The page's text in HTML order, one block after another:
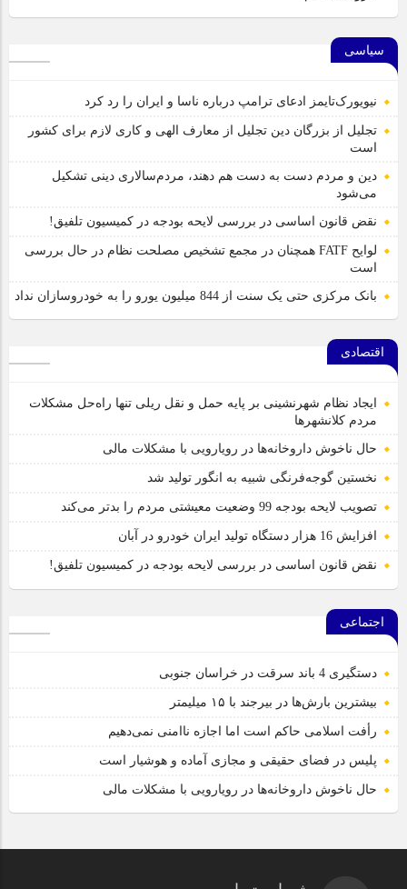
سیاسی
نیویورک‌تایمز ادعای ترامپ درباره ناسا و ایران را رد کرد
تجلیل از بزرگان دین تجلیل از معارف الهی و کاری لازم برای کشور
است
دین و مردم دست به‌ دست هم دهند، مردم‌سالاری دینی تشکیل
می‌شود
نقض قانون اساسی در بررسی لایحه بودجه در کمیسیون تلفیق!
لوایح FATF همچنان در مجمع تشخیص مصلحت نظام در حال بررسی
است
بانک مرکزی حتی یک سنت از 844 میلیون یورو را به خودروسازان نداد
اقتصادی
ایجاد نظام شهرنشینی بر پایه حمل و نقل ریلی تنها راه‌حل مشکلات
مردم کلانشهرها
حال ناخوش داروخانه‌ها در رویارویی با مشکلات مالی
نخستین گوجه‌فرنگی شبیه به انگور تولید شد
تصویب لایحه بودجه 99 وضعیت معیشتی مردم را بدتر می‌کند
افزایش 16 هزار دستگاه تولید ایران خودرو در آبان
نقض قانون اساسی در بررسی لایحه بودجه در کمیسیون تلفیق!
اجتماعی
دستگیری 4 باند سرقت در خراسان جنوبی
بیشترین بارش‌ها در بیرجند با ۱۵ میلیمتر
رأفت اسلامی حاکم است اما اجازه ناامنی نمی‌دهیم
پلیس در فضای حقیقی و مجازی آماده و هوشیار است
حال ناخوش داروخانه‌ها در رویارویی با مشکلات مالی